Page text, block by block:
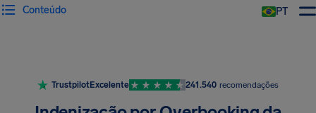
PT
Conteúdo
TrustpilotExcelente 241.540 recomendações